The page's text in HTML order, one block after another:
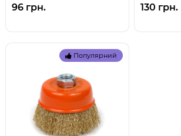
96 грн. 130 грн.
Популярний